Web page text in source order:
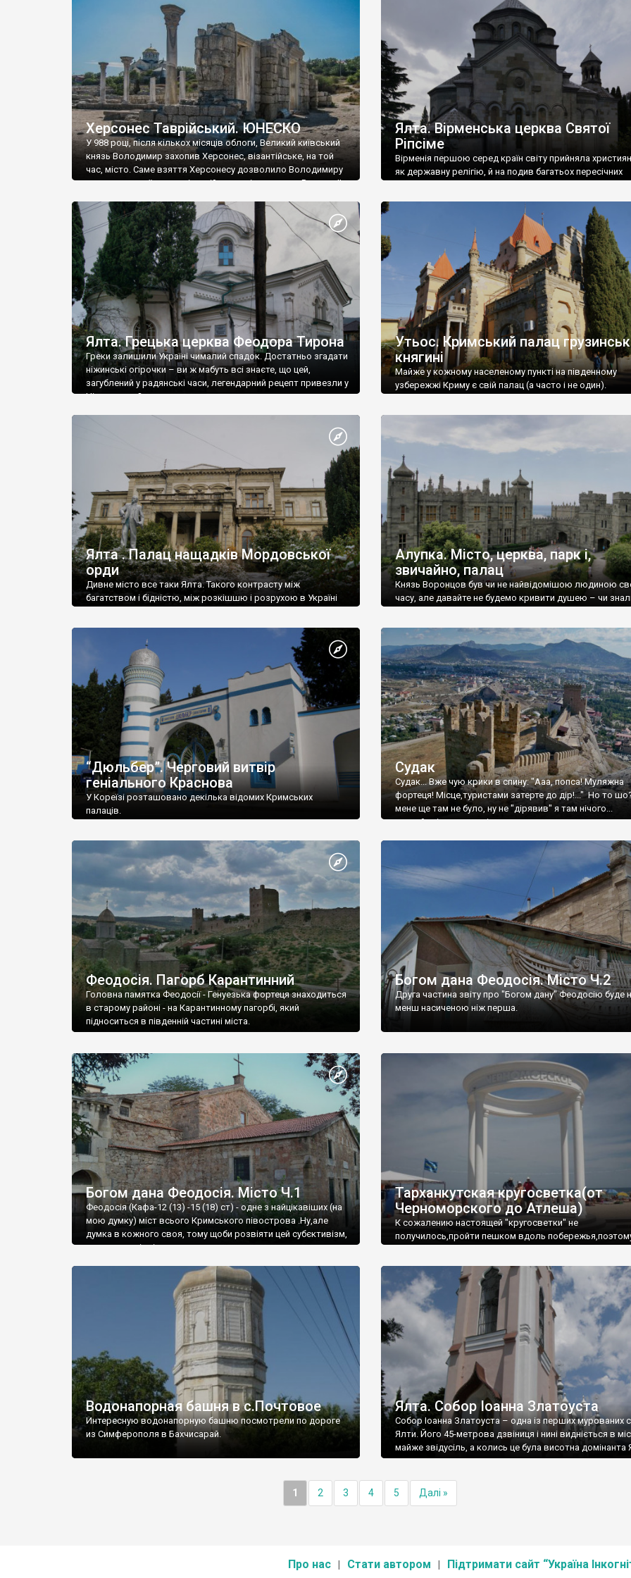
візантійської доби. Раритети викрадені з фондів об’єкту
культурної спадщини ЮНЕСКО «Херсонеса Таврійського».
Офіційно – на виставку «Золото Візантії», але експерти та
влада в Україні вважають це лише […]
називаються «повстяками» (postaki)…” “Вино. Крим
виробляє відмінне вино і його вдосталь: воно все
легке біле і дуже […]
Херсонес Таврійський. ЮНЕСКО
У 988 році, після кількох місяців облоги, Великий київський
князь Володимир захопив Херсонес, візантійське, на той
час, місто. Саме взяття Херсонесу дозволило Володимиру
диктувати свої умови візантійському імператору Василю ІІ,
Херсонесі Володимир-язичник, став Василем-
християнином. А потім було Хрещення Русі. На честь
Херсонесу Таврійського названо місто […]
Ялта. Вірменська церква Святої
Ріпсіме
Вірменія першою серед країн світу прийняла
як державну релігію, й на подив багатьох пересічних
Ялта. Грецька церква Феодора Тирона
Греки залишили Україні чималий спадок. Достатньо згадати
ніжинські огірочки – ви ж мабуть всі знаєте, що цей,
загублений у радянські часи, легендарний рецепт привезли у
Ніжин греки?
Утьос. Кримський палац
княгині
Майже у кожному населеному пункті на південному
узбережжі Криму є свій палац (а часто і не один).
Ялта . Палац нащадків Мордовської
орди
Дивне місто все таки Ялта. Такого контрасту між
багатством і бідністю, між розкішшю і розрухою в Україні
Алупка. Місто, церква, парк і,
звичайно, палац
Князь Воронцов був чи не найвідомішою людиною
часу, але давайте не будемо кривити душею – чи
“Дюльбер”. Черговий витвір
геніального Краснова
У Кореїзі розташовано декілька відомих Кримських
палаців.
Судак
Судак... Вже чую крики в спину: "Ааа, попса! Муляжна
фортеця! Місце,туристами затерте до дір!..." Но то
мене ще там не було, ну не "дірявив" я там нічого...
принаймні до цього літа.
Феодосія. Пагорб Карантинний
Головна памятка Феодосії - Генуезька фортеця знаходиться
в старому районі - на Карантинному пагорбі, який
підноситься в південній частині міста.
Богом дана Феодосія. Місто Ч.2
Друга частина звіту про "Богом дану" Феодосію буде
менш насиченою ніж перша.
Богом дана Феодосія. Місто Ч.1
Феодосія (Кафа-12 (13) -15 (18) ст) - одне з найцікавіших (на
мою думку) міст всього Кримського півострова .Ну,але
думка в кожного своя, тому щоби розвіяти цей субєктивізм,
запрошую відвідати це
Тарханкутская кругосветка(от
Черноморского до Атлеша)
К сожалению настоящей "кругосветки" не
получилось,пройти пешком вдоль
Водонапорная башня в с.Почтовое
Интересную водонапорную башню посмотрели по дороге
из Симферополя в Бахчисарай.
Ялта. Собор Іоанна Златоуста
Собор Іоанна Златоуста – одна із перших мурованих
Ялти. Його 45-метрова дзвіниця і нині видніється в
майже звідусіль, а колись це була висотна домінанта
1 2 3 4 5 Далі »
Про нас Стати автором Підтримати сайт “Україна